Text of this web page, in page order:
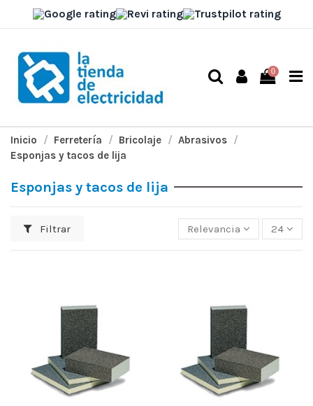
0
Inicio Ferretería Bricolaje
Abrasivos
Esponjas y tacos de lija
Esponjas y tacos de lija
Filtrar Relevancia 24